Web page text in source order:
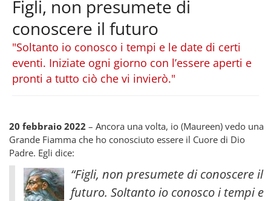
Figli, non presumete di
conoscere il futuro
"Soltanto io conosco i tempi e le date di certi
eventi. Iniziate ogni giorno con l’essere aperti e
pronti a tutto ciò che vi invierò."
20 febbraio 2022 – Ancora una volta, io (Maureen) vedo una
Grande Fiamma che ho conosciuto essere il Cuore di Dio
Padre. Egli dice:
“Figli, non presumete di conoscere il
futuro. Soltanto io conosco i tempi e